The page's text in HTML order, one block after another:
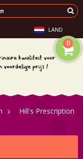
LAND
0
>
Hill's Prescription